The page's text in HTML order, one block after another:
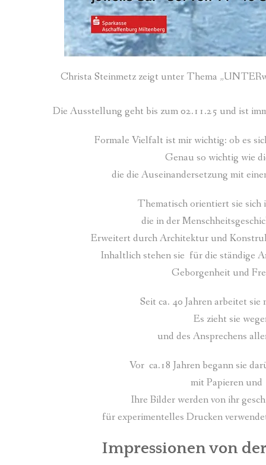
Christa Steinmetz zeigt unter Thema
Die Ausstellung geht bis zum 02.11.25 und ist
Formale Vielfalt ist mir wichtig: ob es
Genau so wichtig wie
die die Auseinandersetzung mit
Thematisch orientiert sie sich
die in der
Erweitert durch Architektur und
Inhaltlich stehen sie für die ständige
Geborgenheit und
Seit ca. 40 Jahren arbeitet
Es zieht sie
und des Ansprechens
Vor ca.18 Jahren begann sie
mit Papieren
Ihre Bilder werden von ihr
für experimentelles Drucken
Impressionen von der